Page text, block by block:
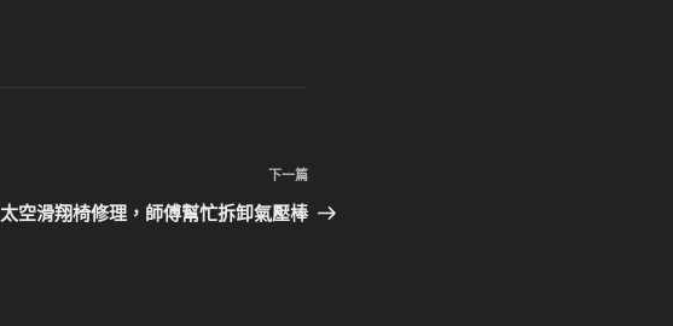
下
一
下一篇
太空滑翔椅修理，師傅幫忙拆卸氣壓棒